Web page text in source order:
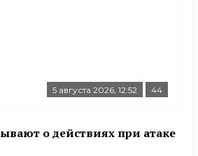
5 августа 2026, 12:52 44
о действиях при атаке